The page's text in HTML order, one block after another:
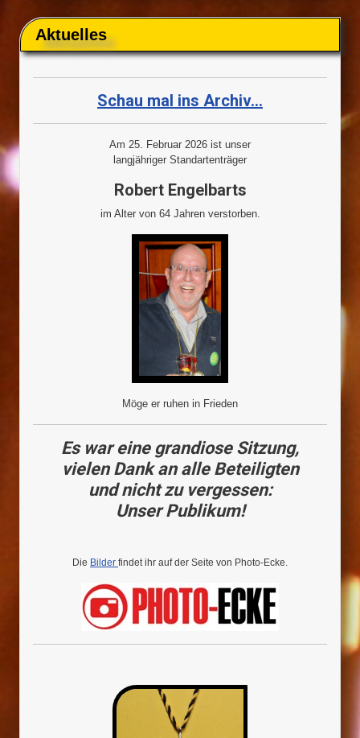
Aktuelles
Schau mal ins Archiv...
Am 25. Februar 2026 ist unser
langjähriger Standartenträger
Robert Engelbarts
im Alter von 64 Jahren verstorben.
Möge er ruhen in Frieden
Es war eine grandiose Sitzung,
vielen Dank an alle Beteiligten
und nicht zu vergessen:
Unser Publikum!
Die Bilder findet ihr auf der Seite von Photo-Ecke.